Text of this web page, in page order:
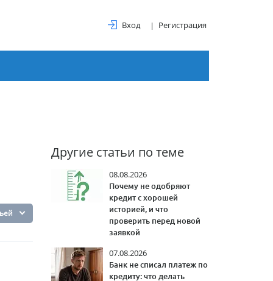
Вход Регистрация
Другие статьи по теме
08.08.2026
Почему не одобряют
кредит с хорошей
историей, и что
проверить перед новой
заявкой
07.08.2026
Банк не списал платеж по
кредиту: что делать